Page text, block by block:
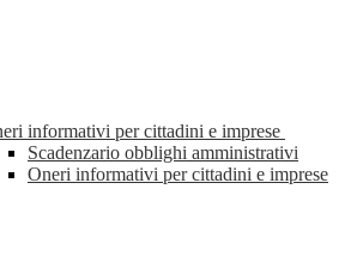
informativi per cittadini e imprese
Scadenzario obblighi amministrativi
Oneri informativi per cittadini e imprese